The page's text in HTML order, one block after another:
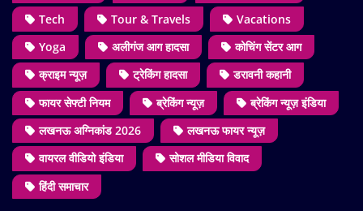
Tech
Tour & Travels
Vacations
Yoga
अलीगंज आग हादसा
कोचिंग सेंटर आग
क्राइम न्यूज़
ट्रेकिंग हादसा
डरावनी कहानी
फायर सेफ्टी नियम
ब्रेकिंग न्यूज़
ब्रेकिंग न्यूज़ इंडिया
लखनऊ अग्निकांड 2026
लखनऊ फायर न्यूज़
वायरल वीडियो इंडिया
सोशल मीडिया विवाद
हिंदी समाचार